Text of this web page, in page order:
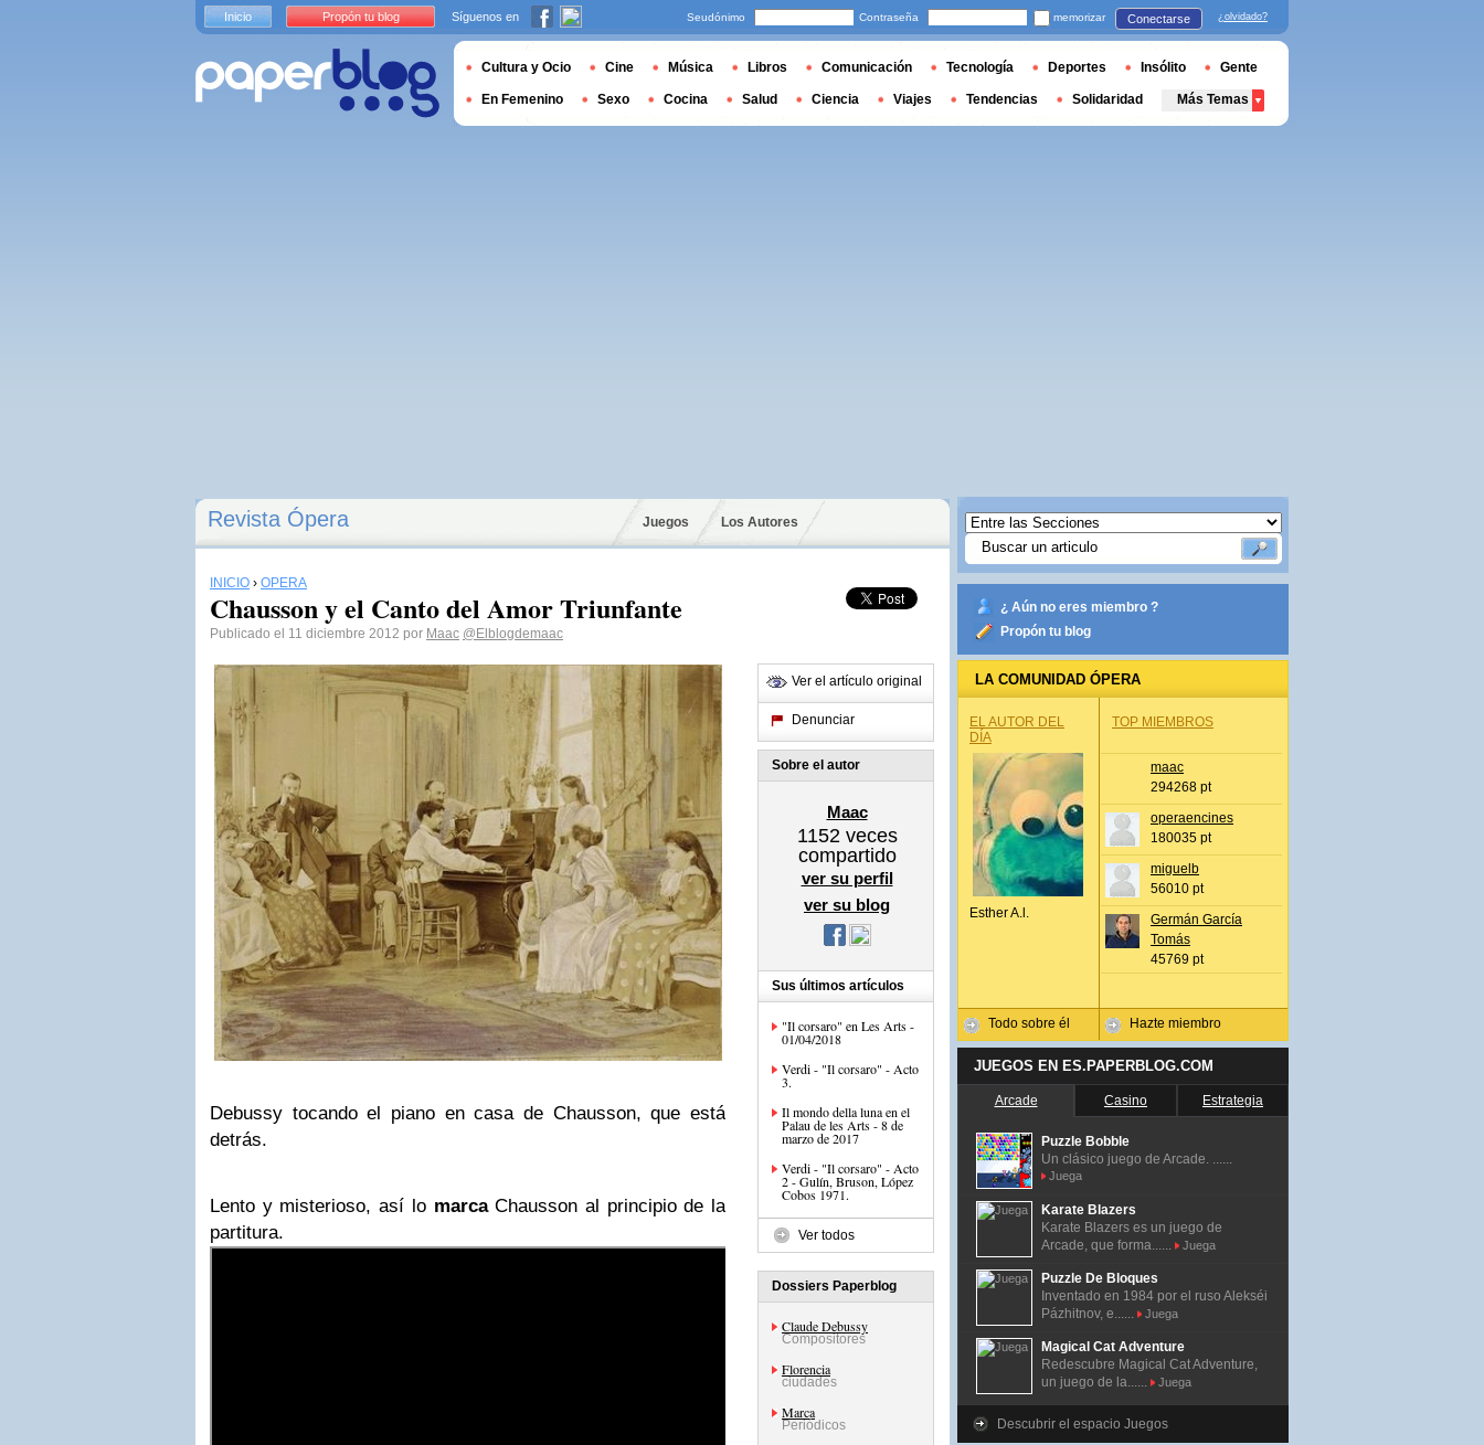
Revista Ópera Juegos Los Autores
INICIO › ÓPERA
Chausson y el Canto del Amor Triunfante
Publicado el 11 diciembre 2012 por Maac @Elblogdemaac
Debussy tocando el piano en casa de Chausson, que está
detrás.
Lento y misterioso, así lo marcaChausson al principio de la
partitura.
Ver el artículo original
Denunciar
Sobre el autor
Maac
1152veces
compartido
ver su perfil
ver su blog
Sus últimos artículos
"Il corsaro" en Les Arts -
01/04/2018
Verdi - "Il corsaro" - Acto
3.
Il mondo della luna en el
Palau de les Arts - 8 de
marzo de 2017
Verdi - "Il corsaro" - Acto
2 - Gulín, Bruson, López
Cobos 1971.
Ver todos
Dossiers Paperblog
Claude Debussy
Compositores
Florencia
ciudades
Marca
Periódicos
¿ Aún no eres miembro ?
Propón tu blog
LA COMUNIDAD ÓPERA
EL AUTOR DEL
DÍA
Esther A.l.
Todo sobre él
TOP MIEMBROS
maac
294268 pt
operaencines
180035 pt
miguelb
56010 pt
Germán García
Tomás
45769 pt
Hazte miembro
JUEGOS EN ES.PAPERBLOG.COM
Arcade Casino Estrategia
Puzzle Bobble
Un clásico juego de Arcade. ......
Juega
Karate Blazers
Karate Blazers es un juego de
Arcade, que forma......
Juega
Puzzle De Bloques
Inventado en 1984 por el ruso Alekséi
Pázhitnov, e......
Juega
Magical Cat Adventure
Redescubre Magical Cat Adventure,
un juego de la......
Juega
Descubrir el espacio Juegos
Inicio Propón tu blog Síguenos en Seudónimo Contraseña memorizar Conectarse ¿olvidado?
Cultura y Ocio Cine Música Libros Comunicación Tecnología Deportes Insólito Gente
En Femenino Sexo Cocina Salud Ciencia Viajes Tendencias Solidaridad Más Temas